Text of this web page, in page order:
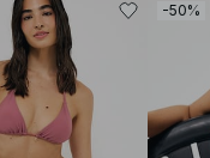
-50%